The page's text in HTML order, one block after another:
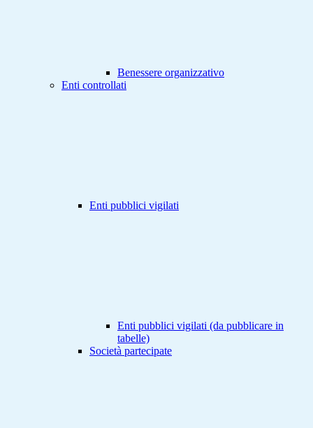
Benessere organizzativo
Enti controllati
Enti pubblici vigilati
Enti pubblici vigilati (da pubblicare in
tabelle)
Società partecipate